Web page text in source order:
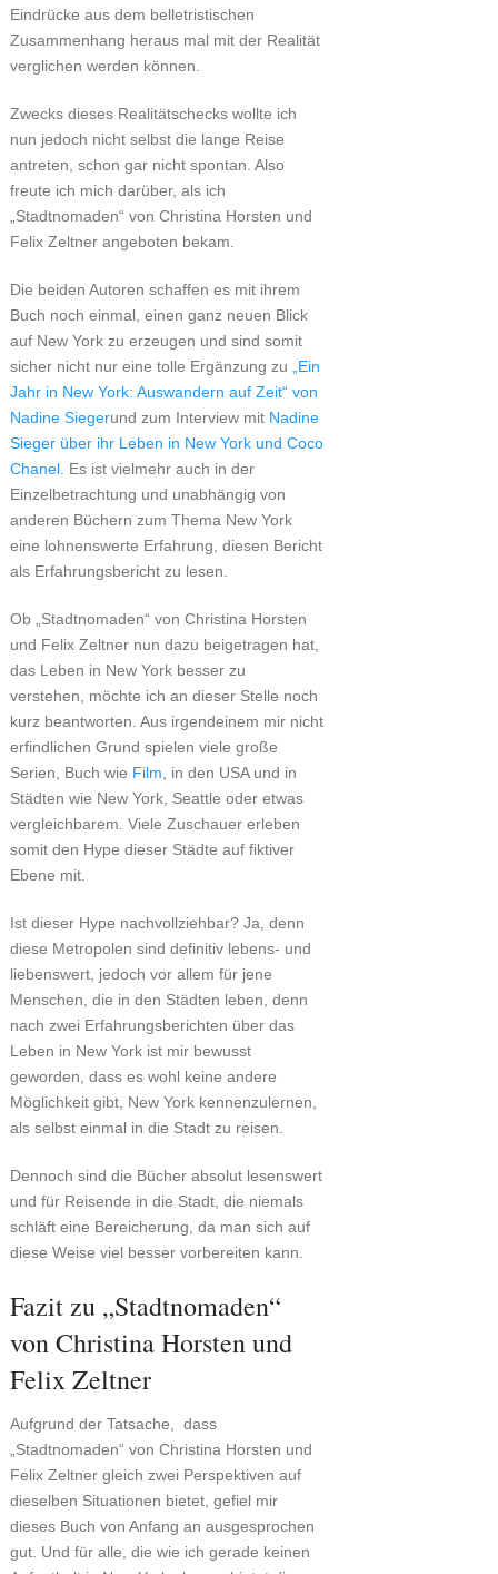
Eindrücke aus dem belletristischen
Zusammenhang heraus mal mit der Realität
verglichen werden können.
Zwecks dieses Realitätschecks wollte ich
nun jedoch nicht selbst die lange Reise
antreten, schon gar nicht spontan. Also
freute ich mich darüber, als ich
„Stadtnomaden“ von Christina Horsten und
Felix Zeltner angeboten bekam.
Die beiden Autoren schaffen es mit ihrem
Buch noch einmal, einen ganz neuen Blick
auf New York zu erzeugen und sind somit
sicher nicht nur eine tolle Ergänzung zu
„Ein
Jahr in New York: Auswandern auf Zeit“ von
Nadine Siegerund zum Interview mit Nadine
Sieger über ihr Leben in New York und Coco
Chanel. Es ist vielmehr auch in der
Einzelbetrachtung und unabhängig von
anderen Büchern zum Thema New York
eine lohnenswerte Erfahrung, diesen Bericht
als Erfahrungsbericht zu lesen.
Ob „Stadtnomaden“ von Christina Horsten
und Felix Zeltner nun dazu beigetragen hat,
das Leben in New York besser zu
verstehen, möchte ich an dieser Stelle noch
kurz beantworten. Aus irgendeinem mir nicht
erfindlichen Grund spielen viele große
Serien, Buch wie Film , in den USA und in
Städten wie New York, Seattle oder etwas
vergleichbarem. Viele Zuschauer erleben
somit den Hype dieser Städte auf fiktiver
Ebene mit.
Ist dieser Hype nachvollziehbar? Ja, denn
diese Metropolen sind definitiv lebens- und
liebenswert, jedoch vor allem für jene
Menschen, die in den Städten leben, denn
nach zwei Erfahrungsberichten über das
Leben in New York ist mir bewusst
geworden, dass es wohl keine andere
Möglichkeit gibt, New York kennenzulernen,
als selbst einmal in die Stadt zu reisen.
Dennoch sind die Bücher absolut lesenswert
und für Reisende in die Stadt, die niemals
schläft eine Bereicherung, da man sich auf
diese Weise viel besser vorbereiten kann.
Fazit zu „Stadtnomaden“
von Christina Horsten und
Felix Zeltner
Aufgrund der Tatsache, dass
„Stadtnomaden“ von Christina Horsten und
Felix Zeltner gleich zwei Perspektiven auf
dieselben Situationen bietet, gefiel mir
dieses Buch von Anfang an ausgesprochen
gut. Und für alle, die wie ich gerade keinen